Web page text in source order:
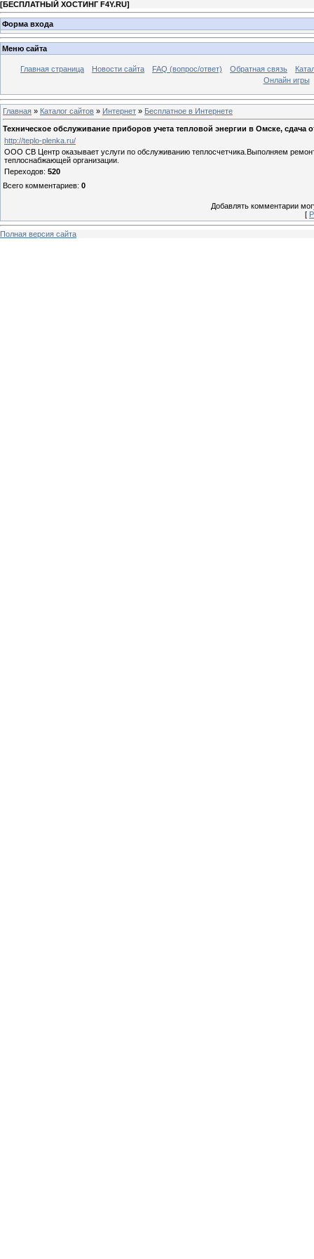
[БЕСПЛАТНЫЙ ХОСТИНГ F4Y.RU]
Форма входа
Меню сайта
Главная страница Новости сайта FAQ (вопрос/ответ) Обратная связь
Онлайн игры
Главная » Каталог сайтов » Интернет » Бесплатное в Интернете
Техническое обслуживание приборов учета тепловой энергии в Омске, сдача
http://teplo-plenka.ru/
ООО СВ Центр оказывает услуги по обслуживанию теплосчетчика.Выполняем
теплоснабжающей организации.
Переходов: 520
Всего комментариев: 0
Добавлять комментарии
[
Полная версия сайта